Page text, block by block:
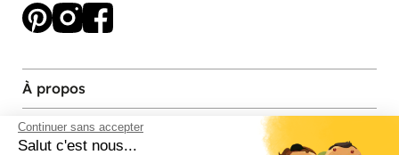
Continuer sans accepter
Salut c'est nous...
À propos
Services et contact